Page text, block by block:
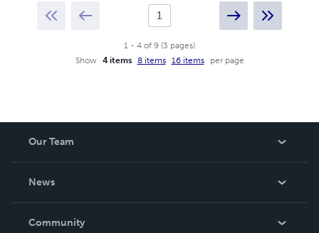
1 - 4 of 9 (3 pages)
Show
4 items 8 items 16 items per page
Our Team
News
In The News
Community